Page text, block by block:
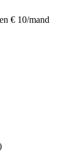
€ 10/mand